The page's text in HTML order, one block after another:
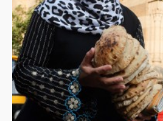
إقرأ المزيد